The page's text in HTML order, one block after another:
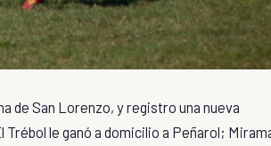
de San Lorenzo, y registro una nueva
le ganó a domicilio a Peñarol;